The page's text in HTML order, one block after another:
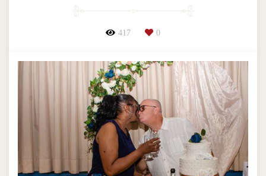
417 0